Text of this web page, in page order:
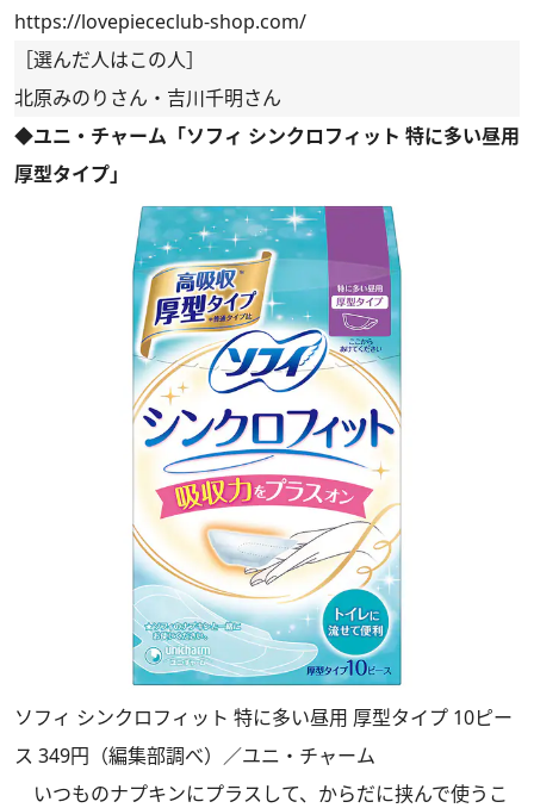
https://lovepiececlub-shop.com/
［選んだ人はこの人］
北原みのりさん・吉川千明さん
◆ユニ・チャーム「ソフィ シンクロフィット 特に多い昼用
厚型タイプ」
ソフィ シンクロフィット 特に多い昼用 厚型タイプ 10ピー
ス 349円（編集部調べ）／ユニ・チャーム
いつものナプキンにプラスして、からだに挟んで使うこ